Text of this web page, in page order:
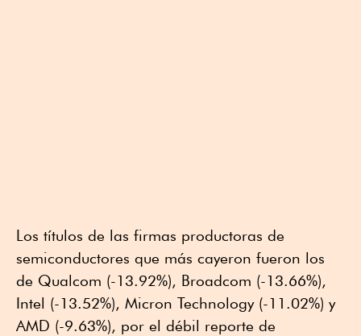
Los títulos de las firmas productoras de
semiconductores que más cayeron fueron los
de Qualcom (-13.92%), Broadcom (-13.66%),
Intel (-13.52%), Micron Technology (-11.02%) y
AMD (-9.63%), por el débil reporte de